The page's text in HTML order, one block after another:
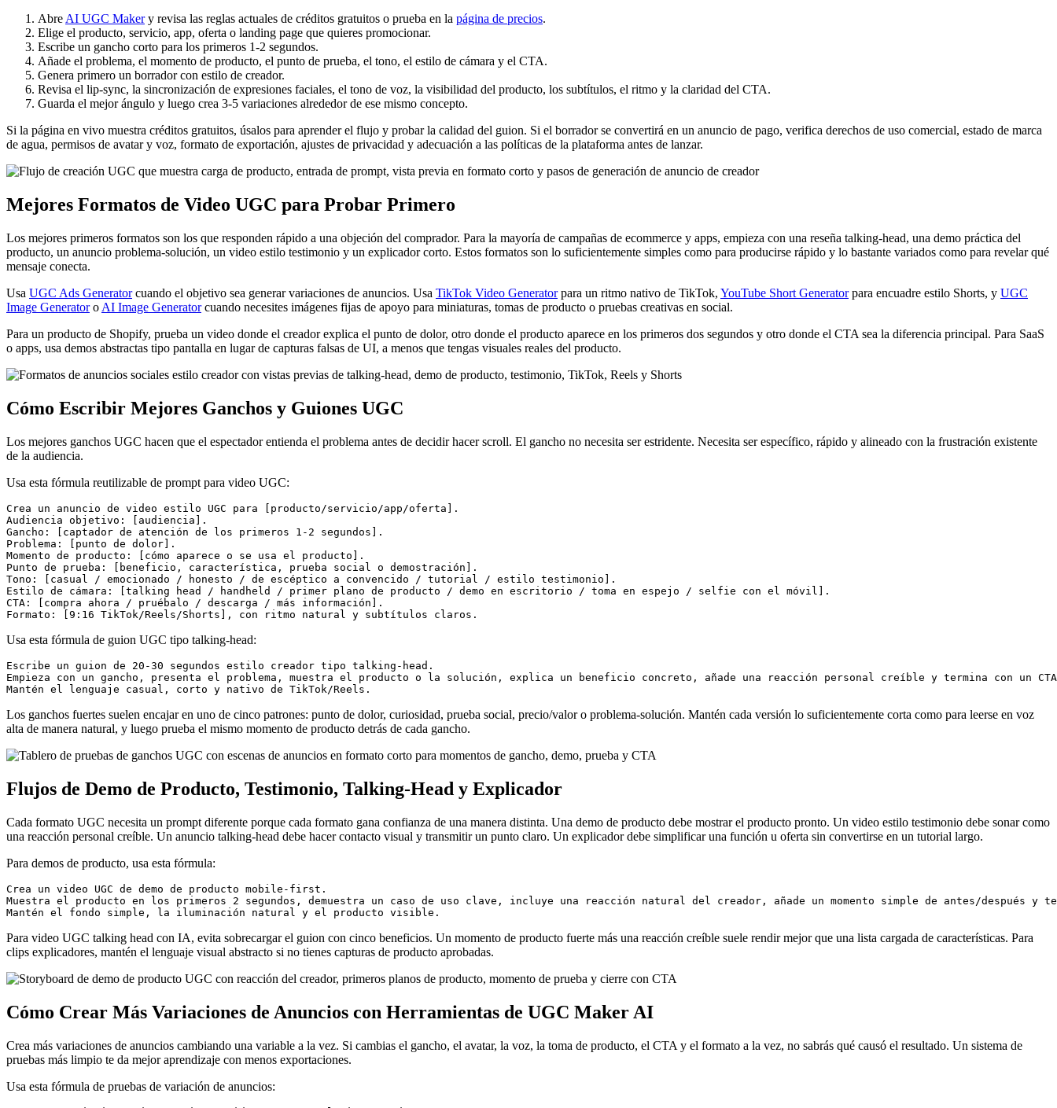
Abre AI UGC Makery revisa las reglas actuales de créditos gratuitos o prueba en la página de precios.
Elige el producto, servicio, app, oferta o landing page que quieres promocionar.
Escribe un gancho corto para los primeros 1-2 segundos.
Añade el problema, el momento de producto, el punto de prueba, el tono, el estilo de cámara y el CTA.
Genera primero un borrador con estilo de creador.
Revisa el lip-sync, la sincronización de expresiones faciales, el tono de voz, la visibilidad del producto, los subtítulos, el ritmo y la claridad del CTA.
Guarda el mejor ángulo y luego crea 3-5 variaciones alrededor de ese mismo concepto.
Si la página en vivo muestra créditos gratuitos, úsalos para aprender el flujo y probar la calidad del guion. Si el borrador se convertirá en un anuncio de pago, verifica derechos de uso comercial, estado de marca
de agua, permisos de avatar y voz, formato de exportación, ajustes de privacidad y adecuación a las políticas de la plataforma antes de lanzar.
Mejores Formatos de Video UGC para Probar Primero
Los mejores primeros formatos son los que responden rápido a una objeción del comprador. Para la mayoría de campañas de ecommerce y apps, empieza con una reseña talking-head, una demo práctica del
producto, un anuncio problema-solución, un video estilo testimonio y un explicador corto. Estos formatos son lo suficientemente simples como para producirse rápido y lo bastante variados como para revelar qué
mensaje conecta.
Usa UGC Ads Generatorcuando el objetivo sea generar variaciones de anuncios. Usa TikTok Video Generatorpara un ritmo nativo de TikTok, YouTube Short Generatorpara encuadre estilo Shorts, y UGC
Image Generatoro AI Image Generatorcuando necesites imágenes fijas de apoyo para miniaturas, tomas de producto o pruebas creativas en social.
Para un producto de Shopify, prueba un video donde el creador explica el punto de dolor, otro donde el producto aparece en los primeros dos segundos y otro donde el CTA sea la diferencia principal. Para SaaS
o apps, usa demos abstractas tipo pantalla en lugar de capturas falsas de UI, a menos que tengas visuales reales del producto.
Cómo Escribir Mejores Ganchos y Guiones UGC
Los mejores ganchos UGC hacen que el espectador entienda el problema antes de decidir hacer scroll. El gancho no necesita ser estridente. Necesita ser específico, rápido y alineado con la frustración existente
de la audiencia.
Usa esta fórmula reutilizable de prompt para video UGC:
Crea un anuncio de video estilo UGC para [producto/servicio/app/oferta].
Audiencia objetivo: [audiencia].
Gancho: [captador de atención de los primeros 1-2 segundos].
Problema: [punto de dolor].
Momento de producto: [cómo aparece o se usa el producto].
Punto de prueba: [beneficio, característica, prueba social o demostración].
Tono: [casual / emocionado / honesto / de escéptico a convencido / tutorial / estilo testimonio].
Estilo de cámara: [talking head / handheld / primer plano de producto / demo en escritorio / toma en espejo / selfie con el móvil].
CTA: [compra ahora / pruébalo / descarga / más información].
Usa esta fórmula de guion UGC tipo talking-head:
Escribe un guion de 20-30 segundos estilo creador tipo talking-head.
Empieza con un gancho, presenta el problema, muestra el producto o la solución, explica un beneficio concreto, añade una reacción personal creíble y termina con un
Los ganchos fuertes suelen encajar en uno de cinco patrones: punto de dolor, curiosidad, prueba social, precio/valor o problema-solución. Mantén cada versión lo suficientemente corta como para leerse en voz
alta de manera natural, y luego prueba el mismo momento de producto detrás de cada gancho.
Flujos de Demo de Producto, Testimonio, Talking-Head y Explicador
Cada formato UGC necesita un prompt diferente porque cada formato gana confianza de una manera distinta. Una demo de producto debe mostrar el producto pronto. Un video estilo testimonio debe sonar como
una reacción personal creíble. Un anuncio talking-head debe hacer contacto visual y transmitir un punto claro. Un explicador debe simplificar una función u oferta sin convertirse en un tutorial largo.
Para demos de producto, usa esta fórmula:
Crea un video UGC de demo de producto mobile-first.
Muestra el producto en los primeros 2 segundos, demuestra un caso de uso clave, incluye una reacción natural del creador, añade un momento simple de antes/después y
Para video UGC talking head con IA, evita sobrecargar el guion con cinco beneficios. Un momento de producto fuerte más una reacción creíble suele rendir mejor que una lista cargada de características. Para
clips explicadores, mantén el lenguaje visual abstracto si no tienes capturas de producto aprobadas.
Cómo Crear Más Variaciones de Anuncios con Herramientas de UGC Maker AI
Crea más variaciones de anuncios cambiando una variable a la vez. Si cambias el gancho, el avatar, la voz, la toma de producto, el CTA y el formato a la vez, no sabrás qué causó el resultado. Un sistema de
pruebas más limpio te da mejor aprendizaje con menos exportaciones.
Usa esta fórmula de pruebas de variación de anuncios: